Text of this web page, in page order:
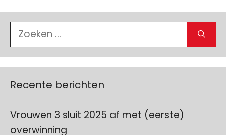
Zoek
naar:
Recente berichten
Vrouwen 3 sluit 2025 af met (eerste)
overwinning